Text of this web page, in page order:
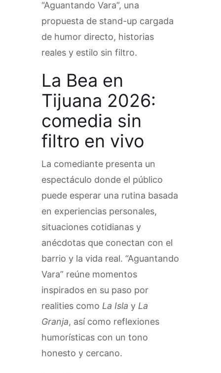
“Aguantando Vara”, una
propuesta de stand-up cargada
de humor directo, historias
reales y estilo sin filtro.
La Bea en
Tijuana 2026:
comedia sin
filtro en vivo
La comediante presenta un
espectáculo donde el público
puede esperar una rutina basada
en experiencias personales,
situaciones cotidianas y
anécdotas que conectan con el
barrio y la vida real. “Aguantando
Vara” reúne momentos
inspirados en su paso por
realities como La Isla y La
Granja, así como reflexiones
humorísticas con un tono
honesto y cercano.